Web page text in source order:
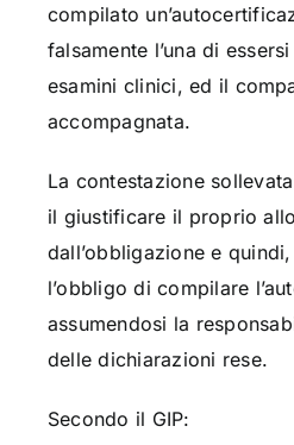
compilato
falsamente l’una di
esamini clinici, ed il
accompagnata.
La contestazione
il giustificare il proprio
dall’obbligazione e
l’obbligo di compilare
assumendosi la
delle dichiarazioni rese.
Secondo il GIP: